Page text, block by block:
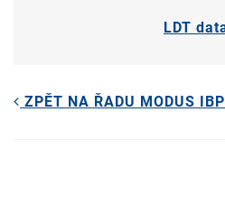
LDT
ZPĚT NA ŘADU MODUS IBP